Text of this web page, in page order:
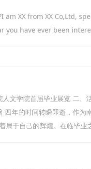
am XX from XX Co,Ltd,
you have ever been
文学院首届毕业展览 二
年的时间转瞬即逝，作为
属于自己的辉煌。在临毕